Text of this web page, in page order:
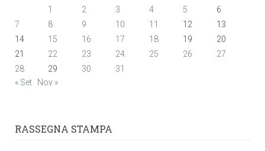
1
2 3 4 5
6
7
8 9 10 11 12
13
14
15 16 17 18 19
20
21
22 23 24 25 26
27
28
29 30
31
« Set
Nov »
RASSEGNA STAMPA